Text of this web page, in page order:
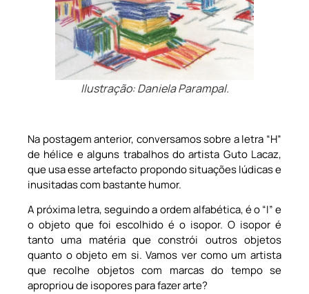
Ilustração: Daniela Parampal.
Na postagem anterior, conversamos sobre a letra “H”
de hélice e alguns trabalhos do artista Guto Lacaz,
que usa esse artefacto propondo situações lúdicas e
inusitadas com bastante humor.
A próxima letra, seguindo a ordem alfabética, é o “I” e
o objeto que foi escolhido é o isopor. O isopor é
tanto uma matéria que constrói outros objetos
quanto o objeto em si. Vamos ver como um artista
que recolhe objetos com marcas do tempo se
apropriou de isopores para fazer arte?